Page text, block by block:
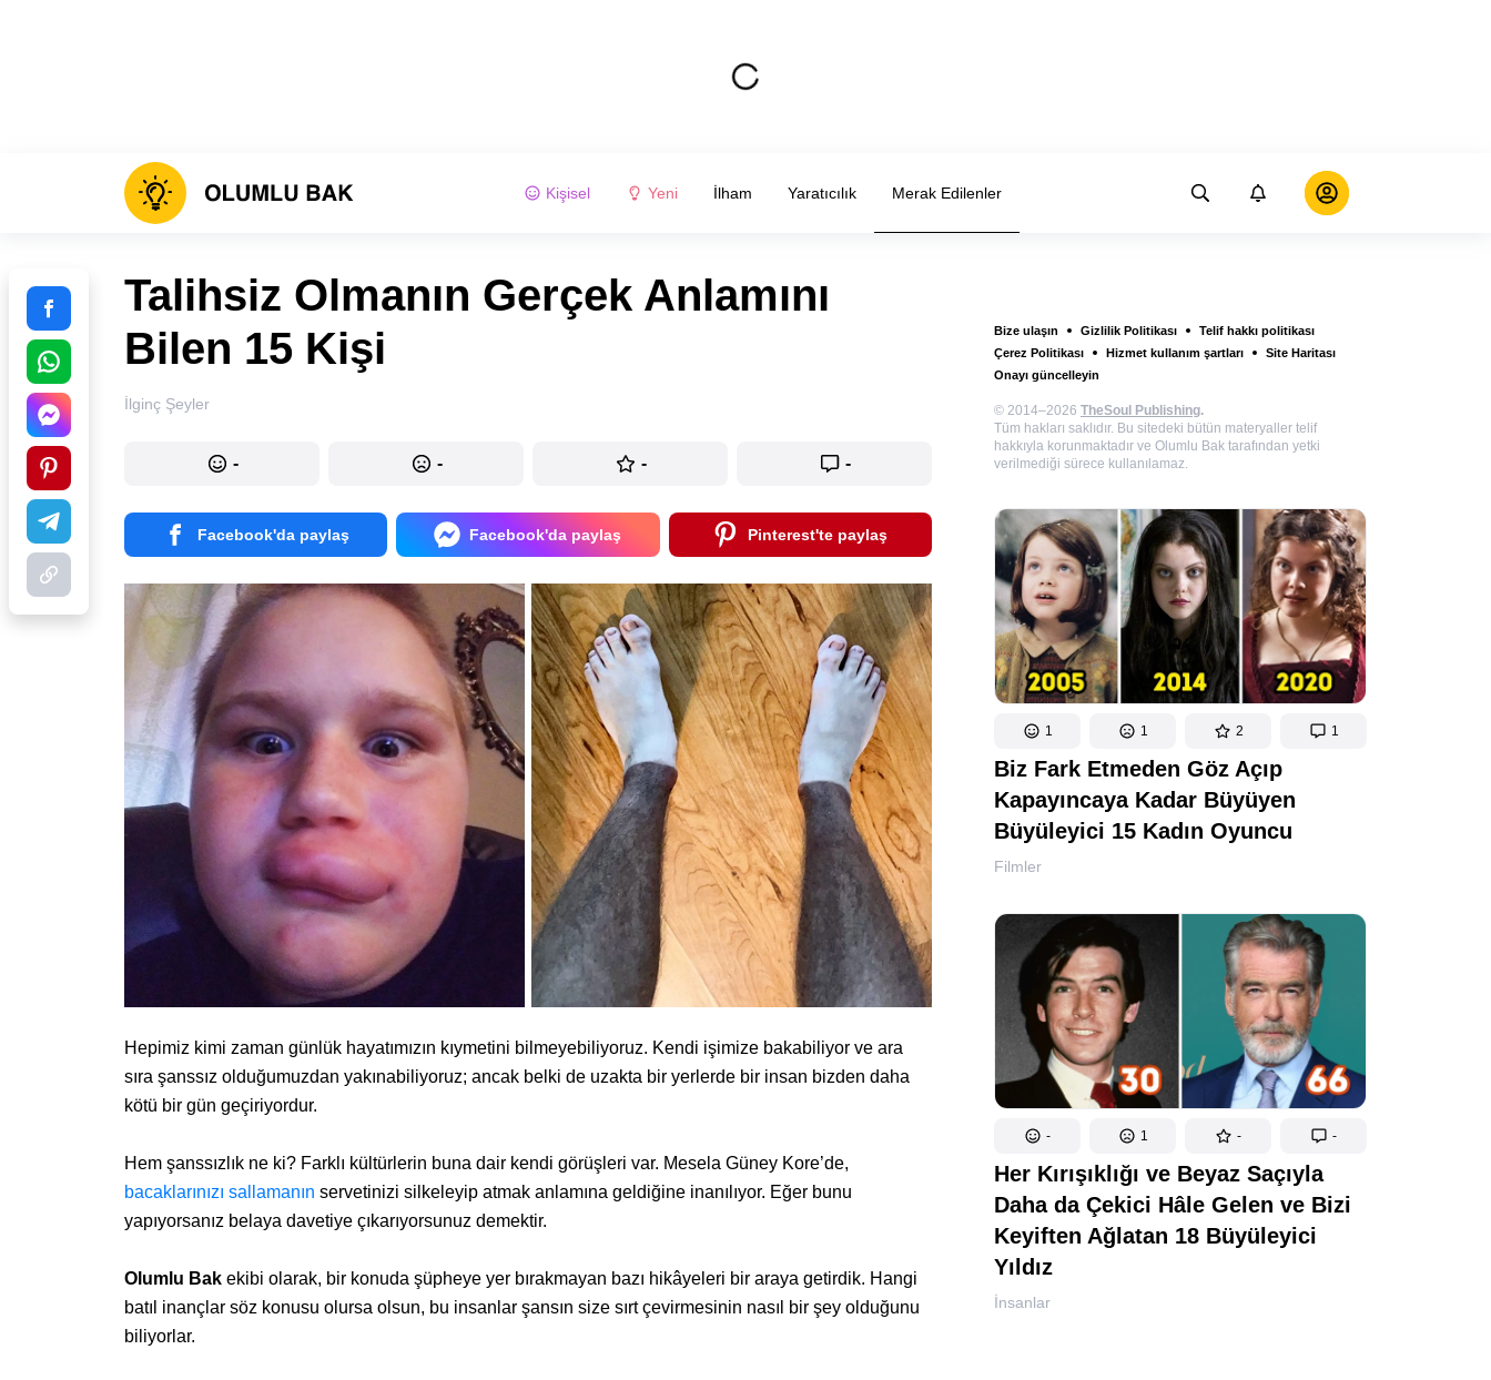
Kişisel Yeni İlham Yaratıcılık Merak Edilenler
Bize ulaşın Gizlilik Politikası
Telif hakkı politikası
Çerez Politikası
Hizmet kullanım şartları
Site Haritası
Onayı güncelleyin
© 2014–2026 TheSoul Publishing.
Tüm hakları saklıdır. Bu sitedeki bütün materyaller telif
hakkıyla korunmaktadır ve Olumlu Bak tarafından yetki
verilmediği sürece kullanılamaz.
1 1 2 1
Biz Fark Etmeden Göz Açıp
Kapayıncaya Kadar Büyüyen
Büyüleyici 15 Kadın Oyuncu
Filmler
- 1 - -
Her Kırışıklığı ve Beyaz Saçıyla
Daha da Çekici Hâle Gelen ve Bizi
Keyiften Ağlatan 18 Büyüleyici
Yıldız
İnsanlar
Talihsiz Olmanın Gerçek Anlamını
Bilen 15 Kişi
İlginç Şeyler
- - - -
Facebook'da paylaş Facebook'da paylaş Pinterest'te paylaş
Hepimiz kimi zaman günlük hayatımızın kıymetini bilmeyebiliyoruz. Kendi işimize bakabiliyor ve ara
sıra şanssız olduğumuzdan yakınabiliyoruz; ancak belki de uzakta bir yerlerde bir insan bizden daha
kötü bir gün geçiriyordur.
Hem şanssızlık ne ki? Farklı kültürlerin buna dair kendi görüşleri var. Mesela Güney Kore’de,
bacaklarınızı sallamanın servetinizi silkeleyip atmak anlamına geldiğine inanılıyor. Eğer bunu
yapıyorsanız belaya davetiye çıkarıyorsunuz demektir.
Olumlu Bak ekibi olarak, bir konuda şüpheye yer bırakmayan bazı hikâyeleri bir araya getirdik. Hangi
batıl inançlar söz konusu olursa olsun, bu insanlar şansın size sırt çevirmesinin nasıl bir şey olduğunu
biliyorlar.